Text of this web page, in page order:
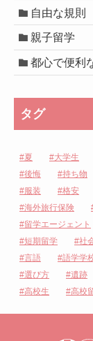
自由な規則
親子留学
都心で便利
タグ
夏 大学生
後悔
持ち物
服装
格安
海外旅行保険
留学エージェント
短期留学
社
言語
語学学
選び方
遺跡
高校生
高校